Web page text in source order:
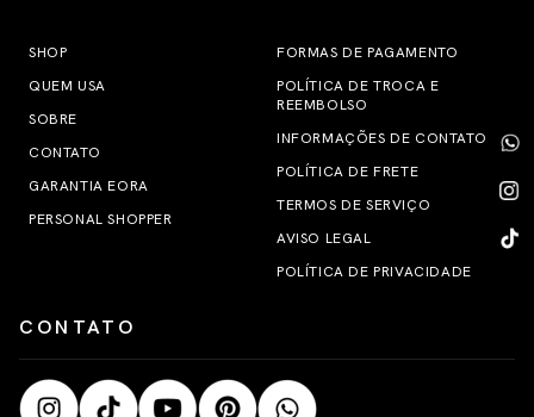
SHOP
QUEM USA
SOBRE
CONTATO
GARANTIA EORA
PERSONAL SHOPPER
FORMAS DE PAGAMENTO
POLÍTICA DE TROCA E
REEMBOLSO
INFORMAÇÕES DE CONTATO
POLÍTICA DE FRETE
TERMOS DE SERVIÇO
AVISO LEGAL
POLÍTICA DE PRIVACIDADE
CONTATO